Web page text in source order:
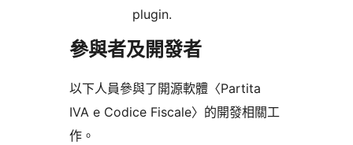
plugin.
參與者及開發者
以下人員參與了開源軟體〈Partita
IVA e Codice Fiscale〉的開發相關工
作。